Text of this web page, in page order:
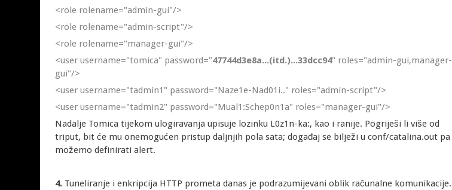
<role rolename="admin-gui"/>
<role rolename="admin-script"/>
<role rolename="manager-gui"/>
<user username="tomica" password="47744d3e8a...(itd.)...33dcc94" roles="admin-gui,manager-
gui"/>
<user username="tadmin1" password="Naze1e-Nad01i.." roles="admin-script"/>
<user username="tadmin2" password="Mual1:Schep0n1a" roles="manager-gui"/>
Nadalje Tomica tijekom ulogiravanja upisuje lozinku L0z1n-ka:, kao i ranije. Pogriješi li više od
triput, bit će mu onemogućen pristup daljnjih pola sata; događaj se bilježi u conf/catalina.out pa
možemo definirati alert.
4. Tuneliranje i enkripcija HTTP prometa danas je podrazumijevani oblik računalne komunikacije.